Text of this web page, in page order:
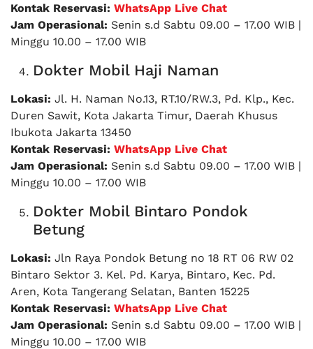
Kontak Reservasi: WhatsApp Live Chat
Jam Operasional: Senin s.d Sabtu 09.00 – 17.00 WIB |
Minggu 10.00 – 17.00 WIB
Dokter Mobil Haji Naman
Lokasi: Jl. H. Naman No.13, RT.10/RW.3, Pd. Klp., Kec.
Duren Sawit, Kota Jakarta Timur, Daerah Khusus
Ibukota Jakarta 13450
Kontak Reservasi: WhatsApp Live Chat
Jam Operasional: Senin s.d Sabtu 09.00 – 17.00 WIB |
Minggu 10.00 – 17.00 WIB
Dokter Mobil Bintaro Pondok
Betung
Lokasi: Jln Raya Pondok Betung no 18 RT 06 RW 02
Bintaro Sektor 3. Kel. Pd. Karya, Bintaro, Kec. Pd.
Aren, Kota Tangerang Selatan, Banten 15225
Kontak Reservasi: WhatsApp Live Chat
Jam Operasional: Senin s.d Sabtu 09.00 – 17.00 WIB |
Minggu 10.00 – 17.00 WIB